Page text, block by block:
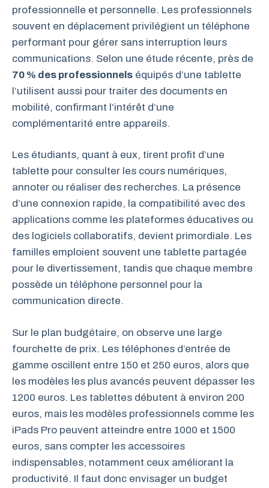
professionnelle et personnelle. Les professionnels
souvent en déplacement privilégient un téléphone
performant pour gérer sans interruption leurs
communications. Selon une étude récente, près de
70 % des professionnels équipés d’une tablette
l’utilisent aussi pour traiter des documents en
mobilité, confirmant l’intérêt d’une
complémentarité entre appareils.
Les étudiants, quant à eux, tirent profit d’une
tablette pour consulter les cours numériques,
annoter ou réaliser des recherches. La présence
d’une connexion rapide, la compatibilité avec des
applications comme les plateformes éducatives ou
des logiciels collaboratifs, devient primordiale. Les
familles emploient souvent une tablette partagée
pour le divertissement, tandis que chaque membre
possède un téléphone personnel pour la
communication directe.
Sur le plan budgétaire, on observe une large
fourchette de prix. Les téléphones d’entrée de
gamme oscillent entre 150 et 250 euros, alors que
les modèles les plus avancés peuvent dépasser les
1200 euros. Les tablettes débutent à environ 200
euros, mais les modèles professionnels comme les
iPads Pro peuvent atteindre entre 1000 et 1500
euros, sans compter les accessoires
indispensables, notamment ceux améliorant la
productivité. Il faut donc envisager un budget